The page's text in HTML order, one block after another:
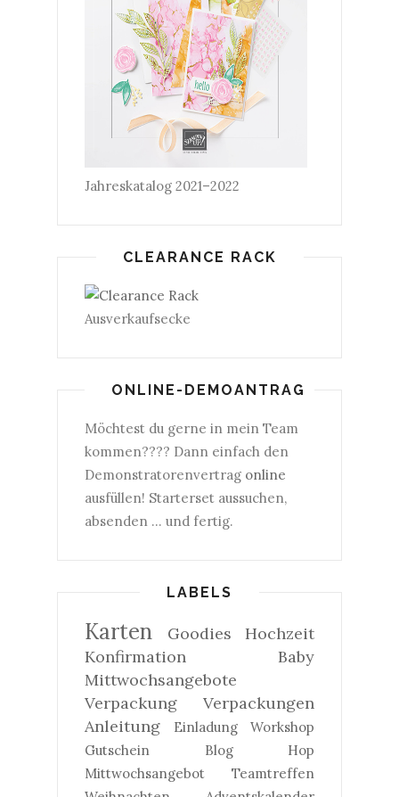
Jahreskatalog 2021–2022
CLEARANCE RACK
Ausverkaufsecke
ONLINE-DEMOANTRAG
Möchtest du gerne in mein Team
kommen???? Dann einfach den
Demonstratorenvertrag online
ausfüllen! Starterset aussuchen,
absenden ... und fertig.
LABELS
Karten Goodies
Hochzeit
Konfirmation
Baby
Mittwochsangebote
Verpackung
Verpackungen
Anleitung
Einladung
Workshop
Gutschein
Blog Hop
Mittwochsangebot
Teamtreffen